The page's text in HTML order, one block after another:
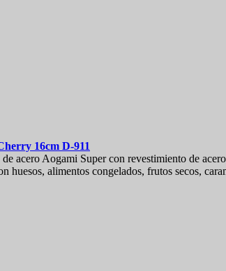
16cm D-911
acero Aogami Super con revestimiento de
alimentos congelados, frutos secos,